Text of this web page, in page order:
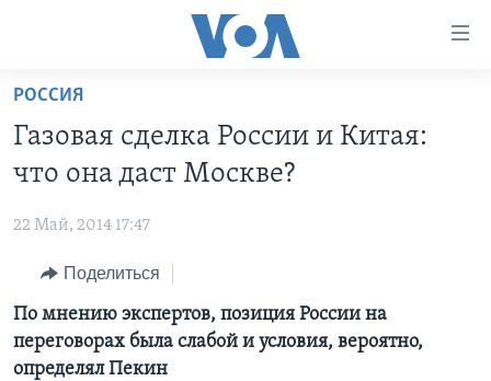
Перейти
основной
контент
навигации
Перейти
поиск
НОВОСТИ ЗА МИНУТУ
ИТОГИ
ПОЧЕМУ ЭТО ВАЖНО?
ДИСКУССИЯ VOA
УЧИМ АНГЛИЙСКИЙ
НАША АМЕРИКАНСКАЯ ИСТОРИЯ
А КАК В АМЕРИКЕ?
АРТЕФАКТЫ
ЭКСПЕРТИЗА
ИНТЕРВЬЮ
ФАКТЫ ПРОТИВ ФЕЙКОВ
ЗА СВОБОДУ ПРЕССЫ
РОССИЯ
Газовая сделка России и Китая:
что она даст Москве?
22 Май, 2014 17:47
Поделиться
По мнению экспертов, позиция России на
переговорах была слабой и условия, вероятно,
определял Пекин